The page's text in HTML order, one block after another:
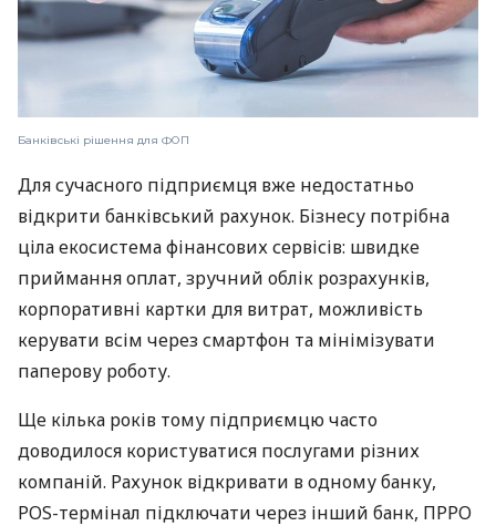
Банківські рішення для ФОП
Для сучасного підприємця вже недостатньо
відкрити банківський рахунок. Бізнесу потрібна
ціла екосистема фінансових сервісів: швидке
приймання оплат, зручний облік розрахунків,
корпоративні картки для витрат, можливість
керувати всім через смартфон та мінімізувати
паперову роботу.
Ще кілька років тому підприємцю часто
доводилося користуватися послугами різних
компаній. Рахунок відкривати в одному банку,
POS-термінал підключати через інший банк, ПРРО